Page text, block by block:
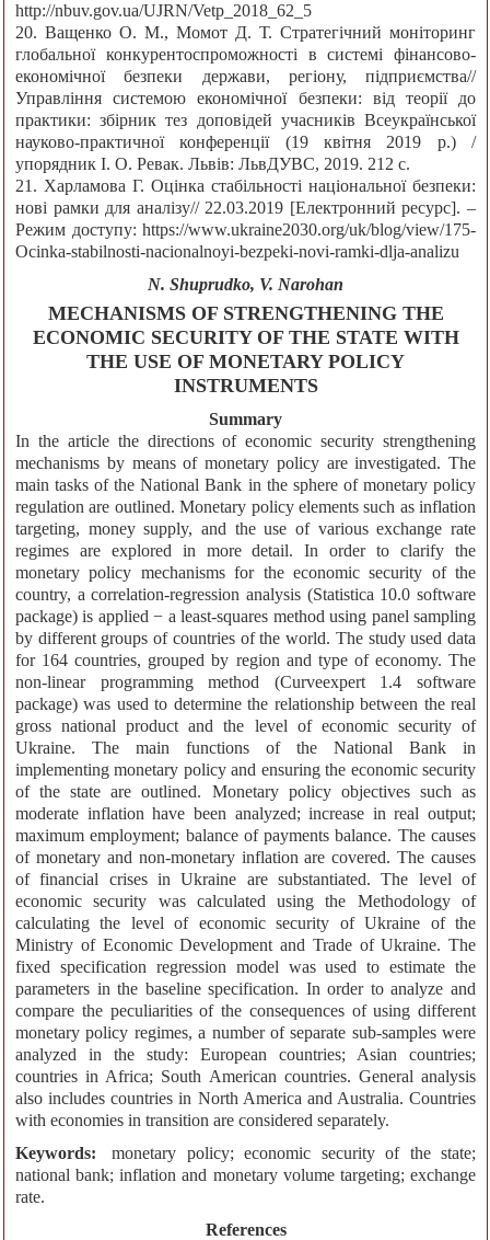
http://nbuv.gov.ua/UJRN/Vetp_2018_62_5
20. Ващенко О. М., Момот Д. Т. Стратегічний моніторинг
глобальної конкурентоспроможності в системі фінансово-
економічної безпеки держави, регіону, підприємства//
Управління системою економічної безпеки: від теорії до
практики: збірник тез доповідей учасників Всеукраїнської
науково-практичної конференції (19 квітня 2019 р.) /
упорядник І. О. Ревак. Львів: ЛьвДУВС, 2019. 212 с.
21. Харламова Г. Оцінка стабільності національної безпеки:
нові рамки для аналізу// 22.03.2019 [Електронний ресурс]. –
Режим доступу: https://www.ukraine2030.org/uk/blog/view/175-
Ocinka-stabilnosti-nacionalnoyi-bezpeki-novi-ramki-dlja-analizu
N. Shuprudko, V. Narohan
MECHANISMS OF STRENGTHENING THE
ECONOMIC SECURITY OF THE STATE WITH
THE USE OF MONETARY POLICY
INSTRUMENTS
Summary
In the article the directions of economic security strengthening
mechanisms by means of monetary policy are investigated. The
main tasks of the National Bank in the sphere of monetary policy
regulation are outlined. Monetary policy elements such as inflation
targeting, money supply, and the use of various exchange rate
regimes are explored in more detail. In order to clarify the
monetary policy mechanisms for the economic security of the
country, a correlation-regression analysis (Statistica 10.0 software
package) is applied − a least-squares method using panel sampling
by different groups of countries of the world. The study used data
for 164 countries, grouped by region and type of economy. The
non-linear programming method (Curveexpert 1.4 software
package) was used to determine the relationship between the real
gross national product and the level of economic security of
Ukraine. The main functions of the National Bank in
implementing monetary policy and ensuring the economic security
of the state are outlined. Monetary policy objectives such as
moderate inflation have been analyzed; increase in real output;
maximum employment; balance of payments balance. The causes
of monetary and non-monetary inflation are covered. The causes
of financial crises in Ukraine are substantiated. The level of
economic security was calculated using the Methodology of
calculating the level of economic security of Ukraine of the
Ministry of Economic Development and Trade of Ukraine. The
fixed specification regression model was used to estimate the
parameters in the baseline specification. In order to analyze and
compare the peculiarities of the consequences of using different
monetary policy regimes, a number of separate sub-samples were
analyzed in the study: European countries; Asian countries;
countries in Africa; South American countries. General analysis
also includes countries in North America and Australia. Countries
with economies in transition are considered separately.
Keywords:
monetary policy; economic security of the state;
national bank; inflation and monetary volume targeting; exchange
rate.
References